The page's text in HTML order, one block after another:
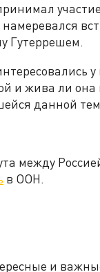
Гутеррешем.
и жива ли
данной
между
в ООН.
и